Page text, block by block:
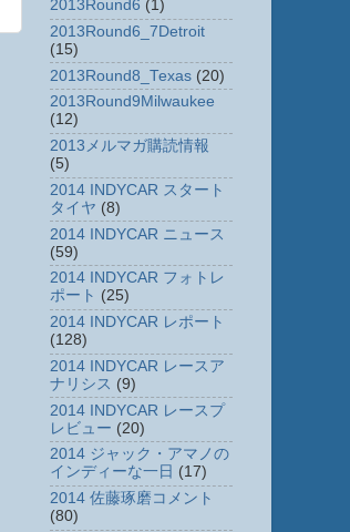
2013Round6 (1)
2013Round6_7Detroit
(15)
2013Round8_Texas (20)
2013Round9Milwaukee
(12)
2013メルマガ購読情報
(5)
2014 INDYCAR スタート
タイヤ (8)
2014 INDYCAR ニュース
(59)
2014 INDYCAR フォトレ
ポート (25)
2014 INDYCAR レポート
(128)
2014 INDYCAR レースア
ナリシス (9)
2014 INDYCAR レースプ
レビュー (20)
2014 ジャック・アマノの
インディーな一日 (17)
2014 佐藤琢磨コメント
(80)